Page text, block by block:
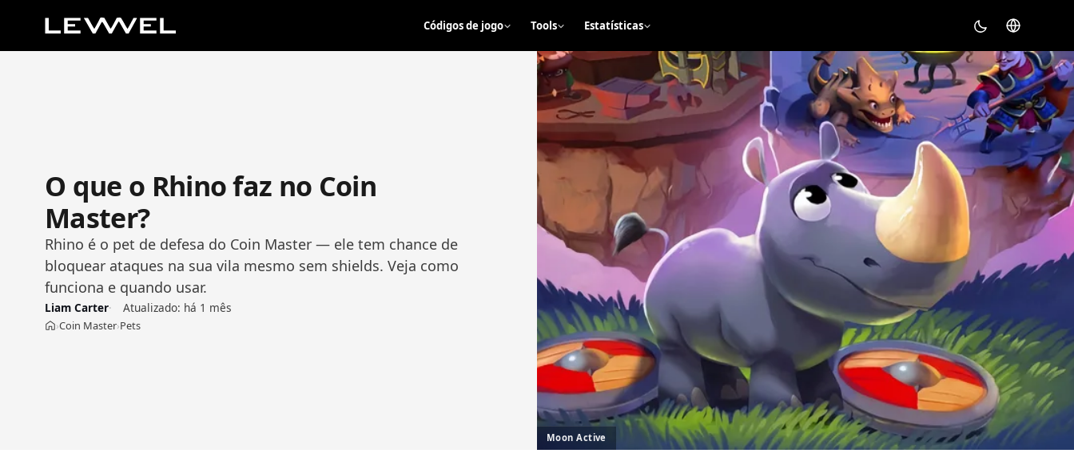
Códigos de jogo Tools Estatísticas
O que o Rhino faz no Coin
Master?
Rhino é o pet de defesa do Coin Master — ele tem chance de
bloquear ataques na sua vila mesmo sem shields. Veja como
funciona e quando usar.
Liam Carter Atualizado: há 1 mês
Início
›Coin Master›Pets
Moon Active